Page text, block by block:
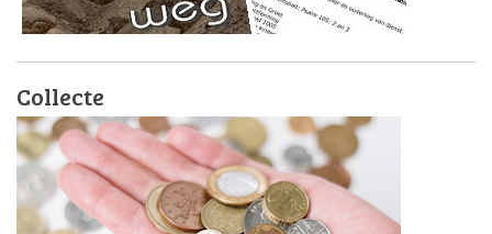
Collecte